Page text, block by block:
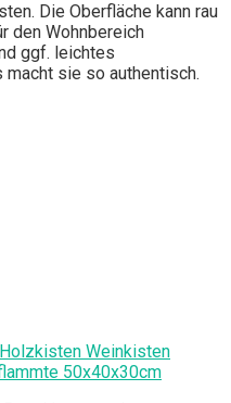
Die Oberfläche kann rau
den Wohnbereich
ggf. leichtes
macht sie so authentisch.
Weinkisten
50x40x30cm